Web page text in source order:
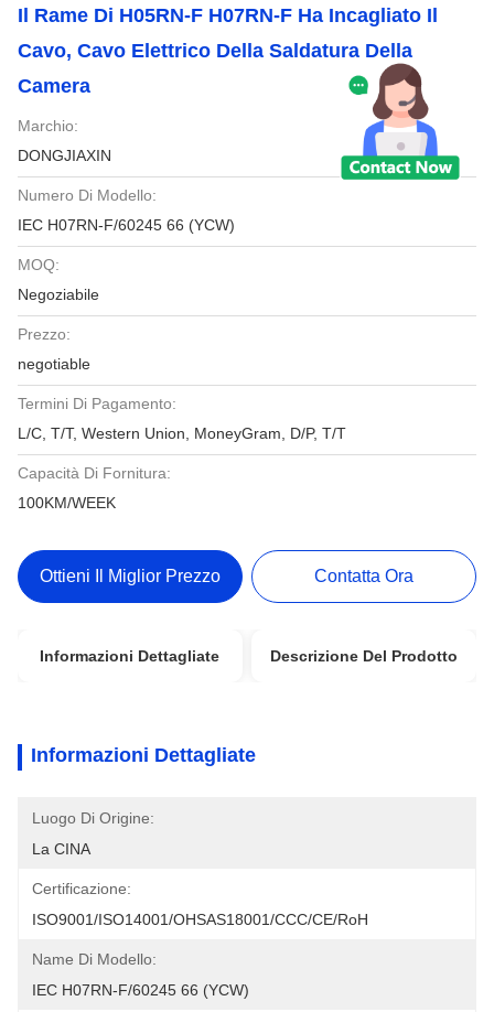
Il Rame Di H05RN-F H07RN-F Ha Incagliato Il
Cavo, Cavo Elettrico Della Saldatura Della
Camera
Marchio:
DONGJIAXIN
Numero Di Modello:
IEC H07RN-F/60245 66 (YCW)
MOQ:
Negoziabile
Prezzo:
negotiable
Termini Di Pagamento:
L/C, T/T, Western Union, MoneyGram, D/P, T/T
Capacità Di Fornitura:
100KM/WEEK
Ottieni Il Miglior Prezzo Contatta Ora
Informazioni Dettagliate Descrizione Del Prodotto
Informazioni Dettagliate
Luogo Di Origine:
La CINA
Certificazione:
ISO9001/ISO14001/OHSAS18001/CCC/CE/RoH
Name Di Modello:
IEC H07RN-F/60245 66 (YCW)